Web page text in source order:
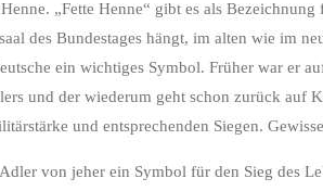
„Fette Henne“ gibt es als
des Bundestages hängt, im alten wie im
ein wichtiges Symbol. Früher war er
und der wiederum geht schon zurück auf
und entsprechenden Siegen.
von jeher ein Symbol für den Sieg des